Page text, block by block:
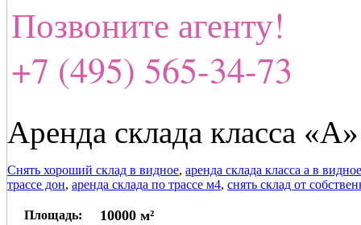
Позвоните агенту!
+7 (495) 565-34-73
Аренда склада класса
Снять хороший склад в видное, аренда склада класса а в видное
трассе дон, аренда склада по трассе м4, снять склад от
Площадь: 10000 м²